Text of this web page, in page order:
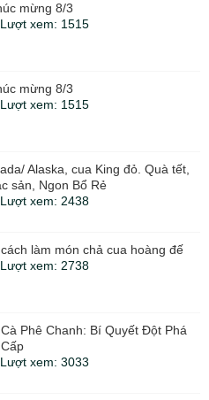
mừng 8/3
xem: 1515
mừng 8/3
xem: 1515
Alaska, cua King đỏ. Quà tết,
sản, Ngon Bổ Rẻ
xem: 2438
làm món chả cua hoàng đế
xem: 2738
Phê Chanh: Bí Quyết Đột Phá
xem: 3033